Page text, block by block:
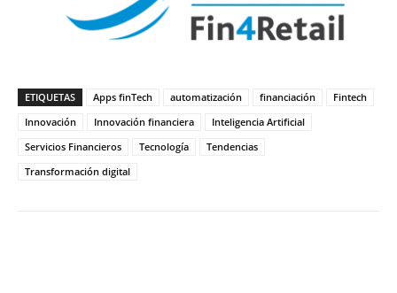
ETIQUETAS Apps finTech automatización financiación
Fintech
Innovación
Innovación financiera
Inteligencia Artificial
Servicios Financieros
Tecnología
Tendencias
Transformación digital